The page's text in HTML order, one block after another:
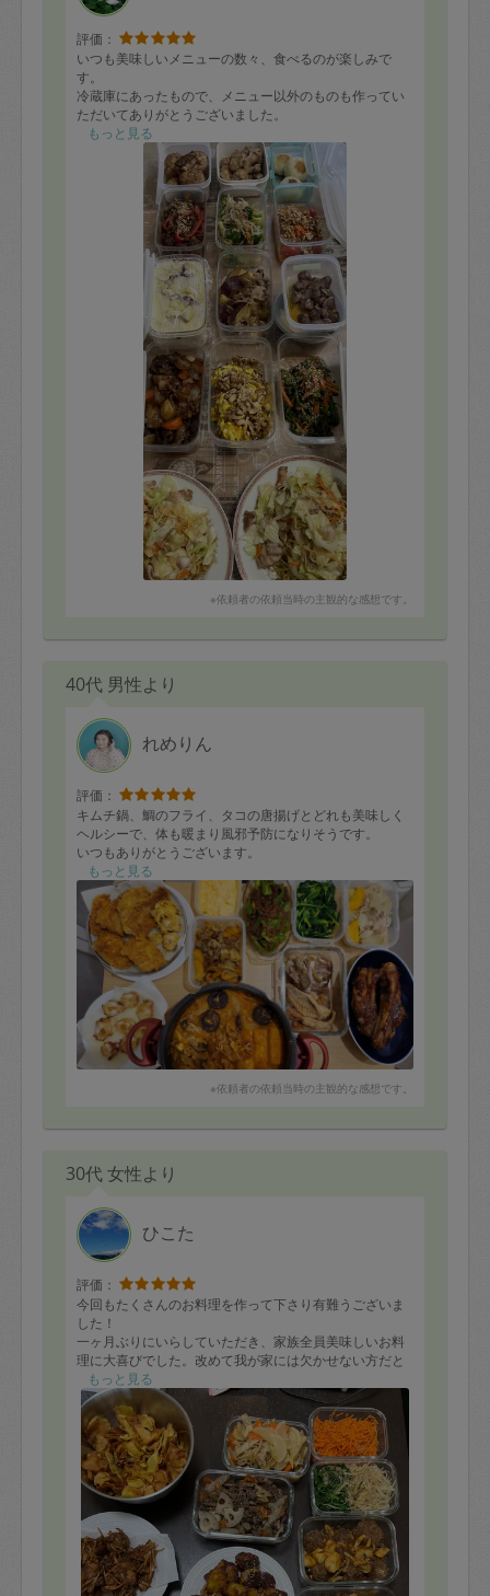
評価：
いつも美味しいメニューの数々、食べるのが楽しみで
す。
冷蔵庫にあったもので、メニュー以外のものも作ってい
ただいてありがとうございました。
キッチンもピカピカになっていて感激でした！
もっと見る
※依頼者の依頼当時の主観的な感想です。
40代 男性より
れめりん
評価：
キムチ鍋、鯛のフライ、タコの唐揚げとどれも美味しく
ヘルシーで、体も暖まり風邪予防になりそうです。
いつもありがとうございます。
もっと見る
※依頼者の依頼当時の主観的な感想です。
30代 女性より
ひこた
評価：
今回もたくさんのお料理を作って下さり有難うございま
した！
一ヶ月ぶりにいらしていただき、家族全員美味しいお料
理に大喜びでした。改めて我が家には欠かせない方だと
実感しています。。いつも有難うございます！
また次回も楽しみにしています☺️
今回のメニュー
・キャベツ入りメンチカツ
・大学芋
・さつま芋チップス
・ハンバーグ
・トマトとじゃが芋のミートグラタン
・ナムル
・回鍋肉
・鶏肉とごぼうの唐揚げ
もっと見る